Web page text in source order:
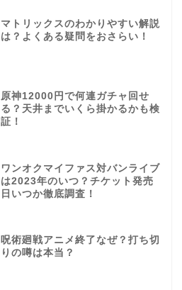
マトリックスのわかりやすい解説
は？よくある疑問をおさらい！
原神12000円で何連ガチャ回せ
る？天井までいくら掛かるかも検
証！
ワンオクマイファス対バンライブ
は2023年のいつ？チケット発売
日いつか徹底調査！
呪術廻戦アニメ終了なぜ？打ち切
りの噂は本当？